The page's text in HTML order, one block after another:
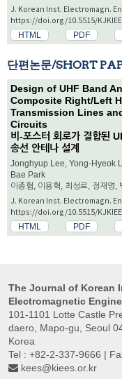
J. Korean Inst. Electromagn.
https://doi.org/10.5515/
HTML PDF
단편논문/SHORT
Design of UHF Band
Composite Right/Left
Transmission Lines
Circuits
비-포스터 회로가 결합된
송선 안테나 설계
Jonghyup Lee, Yong-Hyeok
Bae Park
이종협, 이용혁, 최성로, 정재영,
J. Korean Inst. Electromagn.
https://doi.org/10.5515/
HTML PDF
The Journal of Korean
Electromagnetic
101-1101 Lotte Castle
daero, Mapo-gu, Seoul
Korea
Tel : +82-2-337-9666 |
kees@kiees.or.kr